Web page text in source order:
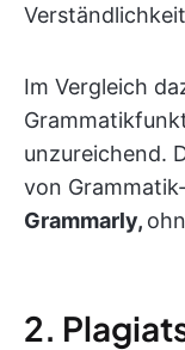
Im Vergleich
unzureichend.
von
Grammarly,
2.